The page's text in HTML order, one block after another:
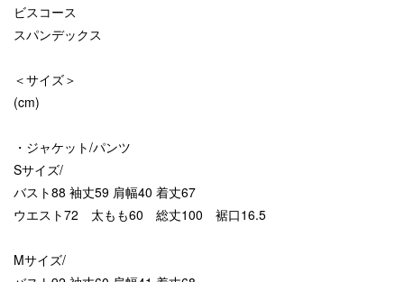
ビスコース
スパンデックス
＜サイズ＞
(cm)
・ジャケット/パンツ
Sサイズ/
バスト88 袖丈59 肩幅40 着丈67
ウエスト72 太もも60 総丈100 裾口16.5
Mサイズ/